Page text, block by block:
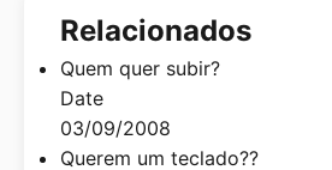
Relacionados
Quem quer subir?
Date
03/09/2008
Querem um teclado??